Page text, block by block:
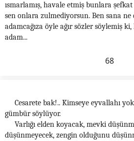
ısmarlamış, havale etmiş bunlara
sen onlara zulmediyorsun. Ben sana
adamcağıza öyle ağır sözler söylemiş
adam...
68
Cesarete bak!.. Kimseye eyvallahı
gümbür söylüyor.
Varlığı elden koyacak, mevki
düşünmeyecek, zengin olduğunu